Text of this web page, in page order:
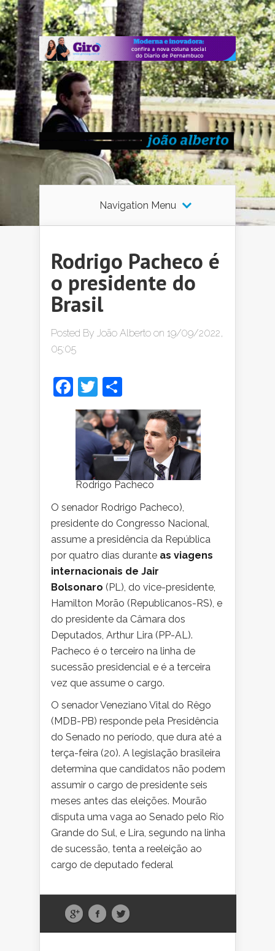
Navigation Menu
Rodrigo Pacheco é
o presidente do
Brasil
Posted By João Alberto on 19/09/2022,
05:05
Facebook
Twitter
Rodrigo Pacheco
O senador Rodrigo Pacheco),
presidente do Congresso Nacional,
assume a presidência da República
por quatro dias durante as viagens
internacionais de Jair
Bolsonaro (PL), do vice-presidente,
Hamilton Morão (Republicanos-RS), e
do presidente da Câmara dos
Deputados, Arthur Lira (PP-AL).
Pacheco é o terceiro na linha de
sucessão presidencial e é a terceira
vez que assume o cargo.
O senador Veneziano Vital do Rêgo
(MDB-PB) responde pela Presidência
do Senado no período, que dura até a
terça-feira (20). A legislação brasileira
determina que candidatos não podem
assumir o cargo de presidente seis
meses antes das eleições. Mourão
disputa uma vaga ao Senado pelo Rio
Grande do Sul, e Lira, segundo na linha
de sucessão, tenta a reeleição ao
cargo de deputado federal